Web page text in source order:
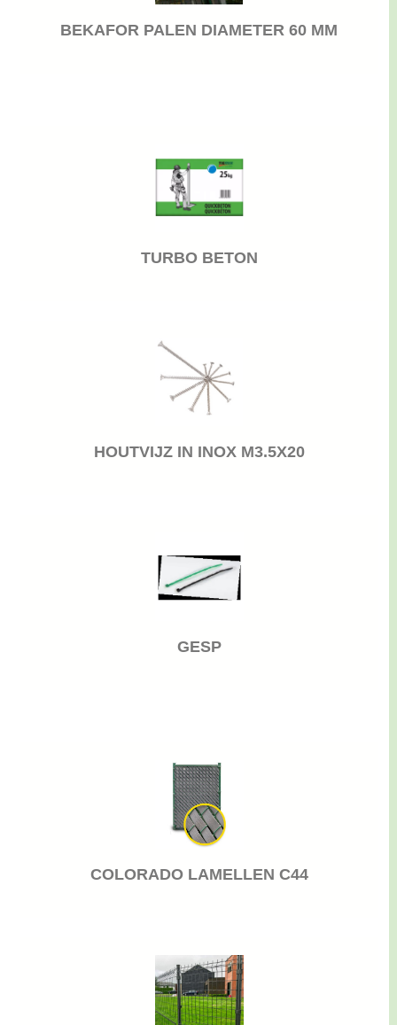
BEKAFOR PALEN DIAMETER 60 MM
TURBO BETON
HOUTVIJZ IN INOX M3.5X20
GESP
COLORADO LAMELLEN C44